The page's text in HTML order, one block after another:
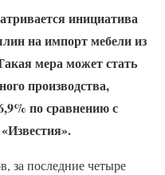
инициатива
на импорт мебели из
мера может стать
производства,
по сравнению с
за последние четыре